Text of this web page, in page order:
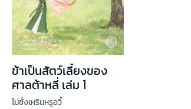
ข้าเป็นสัตว์เลี้ยงของ
ศาลต้าหลี่ เล่ม 1
โม่ซั่งเหรินหรูอวี้